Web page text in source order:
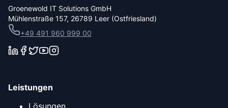
Groenewold IT Solutions GmbH
Mühlenstraße 157, 26789 Leer (Ostfriesland)
+49 491 960 999 00
Leistungen
Lösungen